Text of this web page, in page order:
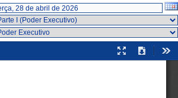
Modo
de
Download